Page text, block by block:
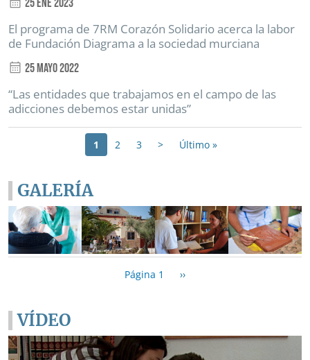
El programa de 7RM Corazón Solidario acerca la labor
de Fundación Diagrama a la sociedad murciana
25 Mayo 2022
“Las entidades que trabajamos en el campo de las
adicciones debemos estar unidas”
Paginación 1 2 3 >Siguiente página
Último »Última página
GALERÍA
Página 1 Siguiente página
››
VÍDEO